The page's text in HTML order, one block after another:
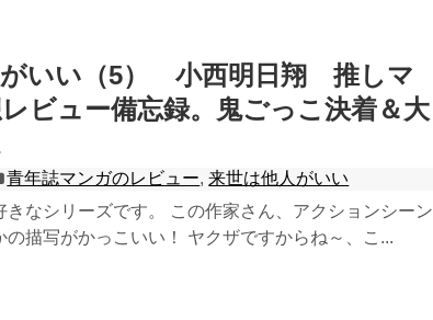
がいい（5） 小西明日翔 推しマ
ビュー備忘録。鬼ごっこ決着＆大
青年誌マンガのレビュー,来世は他人がいい
きなシリーズです。 この作家さん、アクションシーン
の描写がかっこいい！ ヤクザですからね～、こ...